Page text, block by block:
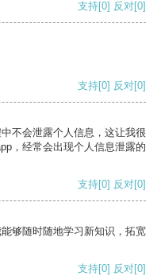
支持[0] 反对[0]
支持[0] 反对[0]
不会泄露个人信息，这让我很
，经常会出现个人信息泄露的
支持[0] 反对[0]
够随时随地学习新知识，拓宽
支持[0] 反对[0]